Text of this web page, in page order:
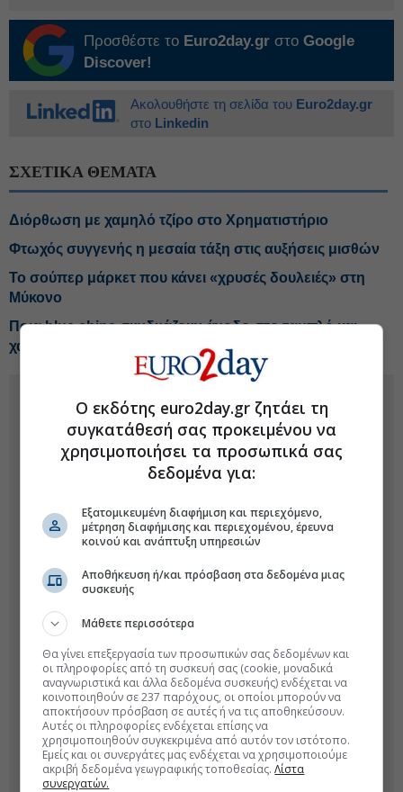
Προσθέστε το Euro2day.gr στο Google
Discover!
Ακολουθήστε τη σελίδα του Euro2day.gr
στο Linkedin
ΣΧΕΤΙΚΑ ΘΕΜΑΤΑ
Διόρθωση με χαμηλό τζίρο στο Χρηματιστήριο
Φτωχός συγγενής η μεσαία τάξη στις αυξήσεις μισθών
Το σούπερ μάρκετ που κάνει «χρυσές δουλειές» στη
Μύκονο
Ποια blue chips συνδυάζουν άνοδο στο ταμπλό και
χαμηλή αποτίμηση
Ο εκδότης euro2day.gr ζητάει τη
συγκατάθεσή σας προκειμένου να
χρησιμοποιήσει τα προσωπικά σας
δεδομένα για:
Εξατομικευμένη διαφήμιση και περιεχόμενο,
μέτρηση διαφήμισης και περιεχομένου, έρευνα
κοινού και ανάπτυξη υπηρεσιών
Αποθήκευση ή/και πρόσβαση στα δεδομένα μιας
συσκευής
Μάθετε περισσότερα
Θα γίνει επεξεργασία των προσωπικών σας δεδομένων και
οι πληροφορίες από τη συσκευή σας (cookie, μοναδικά
αναγνωριστικά και άλλα δεδομένα συσκευής) ενδέχεται να
κοινοποιηθούν σε 237 παρόχους, οι οποίοι μπορούν να
αποκτήσουν πρόσβαση σε αυτές ή να τις αποθηκεύσουν.
Αυτές οι πληροφορίες ενδέχεται επίσης να
χρησιμοποιηθούν συγκεκριμένα από αυτόν τον ιστότοπο.
Εμείς και οι συνεργάτες μας ενδέχεται να χρησιμοποιούμε
ακριβή δεδομένα γεωγραφικής τοποθεσίας.Λίστα
συνεργατών.